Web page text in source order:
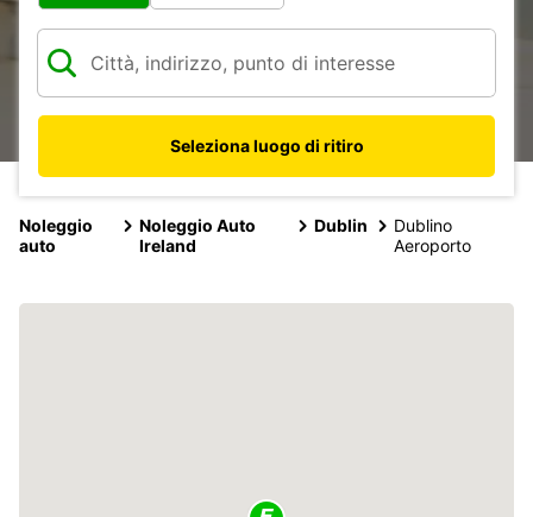
Seleziona luogo di ritiro
Noleggio
auto
Noleggio Auto
Ireland
Dublin
Dublino
Aeroporto